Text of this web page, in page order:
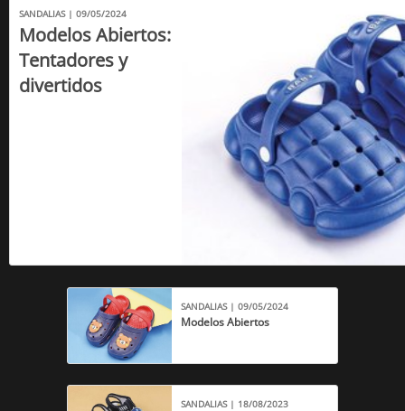
SANDALIAS | 09/05/2024
Modelos Abiertos:
Tentadores y
divertidos
SANDALIAS | 09/05/2024
Modelos Abiertos
SANDALIAS | 18/08/2023